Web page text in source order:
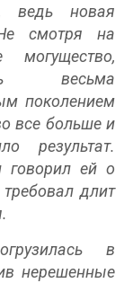
ведь новая
смотря на
весьма
поколением
все больше и
результат.
говорил ей о
длит
в
нерешенные